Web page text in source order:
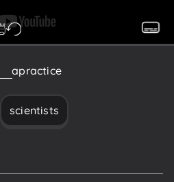
areapractice
scientists